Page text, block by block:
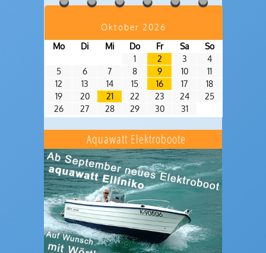
Oktober 2026
Mo
Di Mi Do Fr Sa
So
1
2 3
4
5
6 7 8 9 10
11
12
13 14 15 16 17
18
19
20 21 22 23 24
25
26
27 28 29 30 31
Aquawatt Elektroboote